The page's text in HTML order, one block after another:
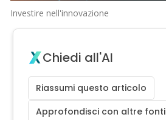
Investire nell'innovazione
Chiedi all'AI
Riassumi questo articolo
Approfondisci con altre fonti